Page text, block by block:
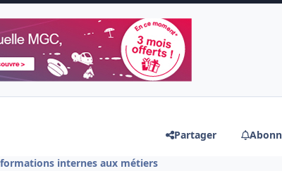
Partager
internes aux métiers